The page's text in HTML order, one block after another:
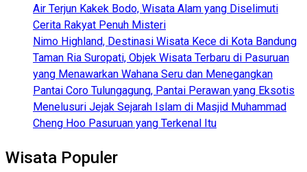
Air Terjun Kakek Bodo, Wisata Alam yang Diselimuti
Cerita Rakyat Penuh Misteri
Nimo Highland, Destinasi Wisata Kece di Kota Bandung
Taman Ria Suropati, Objek Wisata Terbaru di Pasuruan
yang Menawarkan Wahana Seru dan Menegangkan
Pantai Coro Tulungagung, Pantai Perawan yang Eksotis
Menelusuri Jejak Sejarah Islam di Masjid Muhammad
Cheng Hoo Pasuruan yang Terkenal Itu
Wisata Populer